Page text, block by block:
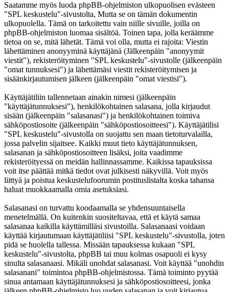
Saatamme myös luoda phpBB-ohjelmiston ulkopuolisen evästeen
"SPL keskustelu"-sivustolta, Mutta se on tämän dokumentin
ulkopuolella. Tämä on tarkoitettu vain niille sivuille, joilla on
phpBB-ohjelmiston luomaa sisältöä. Toinen tapa, jolla keräämme
tietoa on se, mitä lähetät. Tämä voi olla, mutta ei rajoita: Viestin
lähettäminen anonyyminä käyttäjänä (Jälkeenpäin "anonyymit
viestit"), rekisteröityminen "SPL keskustelu"-sivustolle (jälkeenpäin
"omat tunnuksesi") ja lähettämäsi viestit rekisteröitymisen ja
sisäänkirjautumisen jälkeen (jälkeenpäin "omat viestisi").
Käyttäjätiliin tallennetaan ainakin nimesi (jälkeenpäin
"käyttäjätunnuksesi"), henkilökohtainen salasana, jolla kirjaudut
sisään (jälkeenpäin "salasanasi") ja henkilökohtainen toimiva
sähköpostiosoite (jälkeenpäin "sähköpostiosoitteesi"). Käyttäjätilisi
"SPL keskustelu"-sivustolla on suojattu sen maan tietoturvalailla,
jossa palvelin sijaitsee. Kaikki muut tieto käyttäjätunnuksen,
salasanan ja sähköpostiosoitteen lisäksi, joita vaadimme
rekisteröityessä on meidän hallinnassamme. Kaikissa tapauksissa
voit itse päättää mitkä tiedot ovat julkisesti näkyvillä. Voit myös
liittyä ja poistua keskustelufoorumin postituslistalta koska tahansa
haluat muokkaamalla omia asetuksiasi.
Salasanasi on turvattu koodaamalla se yhdensuuntaisella
menetelmällä. On kuitenkin suositeltavaa, että et käytä samaa
salasanaa kaikilla käyttämilläsi sivustoilla. Salasanaasi voidaan
käyttää kirjautumaan käyttäjätiliisi "SPL keskustelu"-sivustolla, joten
pidä se huolella tallessa. Missään tapauksessa kukaan "SPL
keskustelu"-sivustolta, phpBB tai muu kolmas osapuoli ei kysy
sinulta salasanaasi. Mikäli unohdat salasanasi. Voit käyttää "unohdin
salasanani" toimintoa phpBB-ohjelmistossa. Tämä toiminto pyytää
sinua antamaan käyttäjätunnuksesi ja sähköpostiosoitteesi, jonka